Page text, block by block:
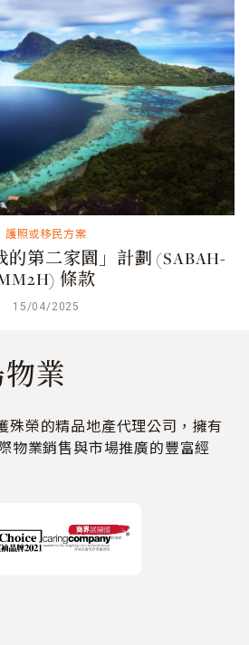
護照或移民方案
的第二家園」計劃 (SABAH-
條款
15/04/2025
業
殊榮的精品地產代理公司，擁有
物業銷售與市場推廣的豐富經